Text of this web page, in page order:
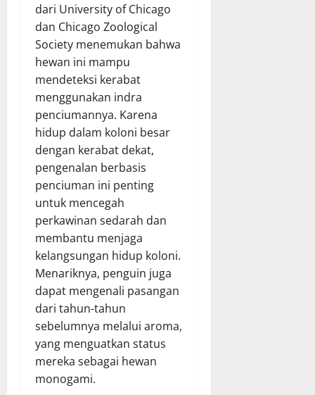
dari University of Chicago
dan Chicago Zoological
Society menemukan bahwa
hewan ini mampu
mendeteksi kerabat
menggunakan indra
penciumannya. Karena
hidup dalam koloni besar
dengan kerabat dekat,
pengenalan berbasis
penciuman ini penting
untuk mencegah
perkawinan sedarah dan
membantu menjaga
kelangsungan hidup koloni.
Menariknya, penguin juga
dapat mengenali pasangan
dari tahun-tahun
sebelumnya melalui aroma,
yang menguatkan status
mereka sebagai hewan
monogami.